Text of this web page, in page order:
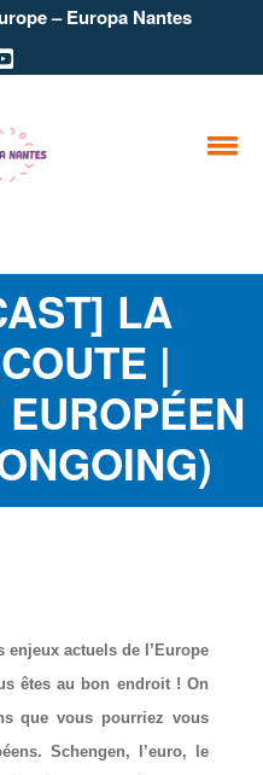
– Europa Nantes
LA
|
actuels de l’Europe
êtes au bon endroit ! On
que vous pourriez vous
Schengen, l’euro, le